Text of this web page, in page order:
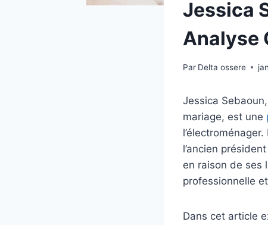
Jessica
Analyse
Par Delta ossere
Jessica
mariage, est une
l’ancien
en raison de ses
professionnelle
Dans cet article